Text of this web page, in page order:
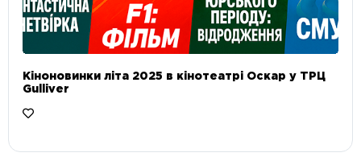
Кіноновинки літа 2025 в кінотеатрі Оскар у ТРЦ
Gulliver